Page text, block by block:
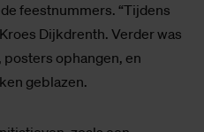
feestnummers. “Tijdens
Dijkdrenth. Verder was
ophangen, en
geblazen.